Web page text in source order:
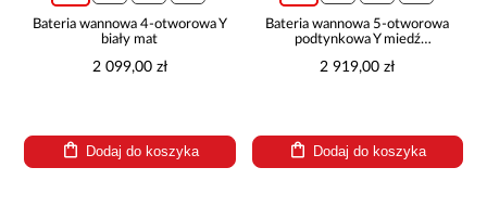
Bateria wannowa 4-otworowa Y
biały mat
2 099,00 zł
Dodaj do koszyka
Bateria wannowa 5-otworowa
podtynkowa Y miedź
2 919,00 zł
Dodaj do koszyka